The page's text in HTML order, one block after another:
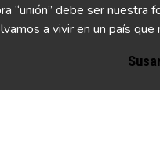
“unión” debe ser
a vivir en un país